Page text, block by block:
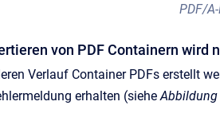
PDF/
von PDF Containern wird
Verlauf Container PDFs erstellt
erhalten (siehe Abbildung